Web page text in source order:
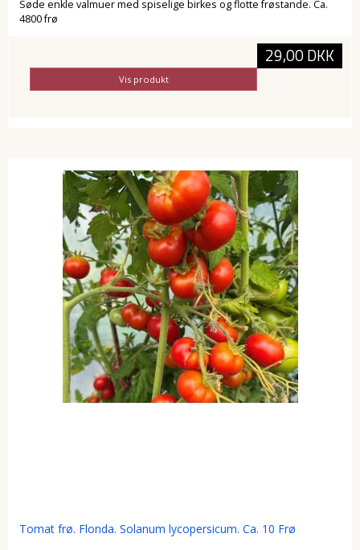
Søde enkle valmuer med spiselige birkes og flotte frøstande. Ca.
4800 frø
29,00 DKK
Vis produkt
Tomat frø. Flonda. Solanum lycopersicum. Ca. 10 Frø